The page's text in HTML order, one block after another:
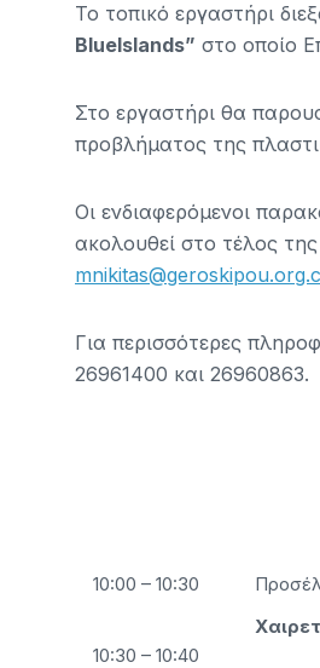
Το τοπικό εργαστήρι
BlueIslands” στο οποίο
Στο εργαστήρι θα
προβλήματος της
Οι ενδιαφερόμενοι
ακολουθεί στο τέλος
Για περισσότερες
26961400 και 26960863.
10:00 – 10:30
10:30 – 10:40